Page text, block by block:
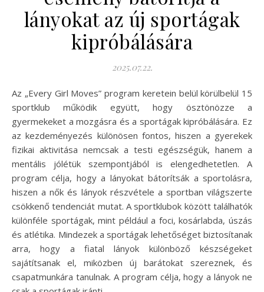
lányokat az új sportágak
kipróbálására
2025.07.22.
Az „Every Girl Moves” program keretein belül körülbelül 15
sportklub működik együtt, hogy ösztönözze a
gyermekeket a mozgásra és a sportágak kipróbálására. Ez
az kezdeményezés különösen fontos, hiszen a gyerekek
fizikai aktivitása nemcsak a testi egészségük, hanem a
mentális jólétük szempontjából is elengedhetetlen. A
program célja, hogy a lányokat bátorítsák a sportolásra,
hiszen a nők és lányok részvétele a sportban világszerte
csökkenő tendenciát mutat. A sportklubok között találhatók
különféle sportágak, mint például a foci, kosárlabda, úszás
és atlétika. Mindezek a sportágak lehetőséget biztosítanak
arra, hogy a fiatal lányok különböző készségeket
sajátítsanak el, miközben új barátokat szereznek, és
csapatmunkára tanulnak. A program célja, hogy a lányok ne